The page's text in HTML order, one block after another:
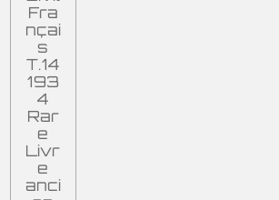
Fra
nçai
s
T.14
193
4
Rar
e
Livr
e
anci